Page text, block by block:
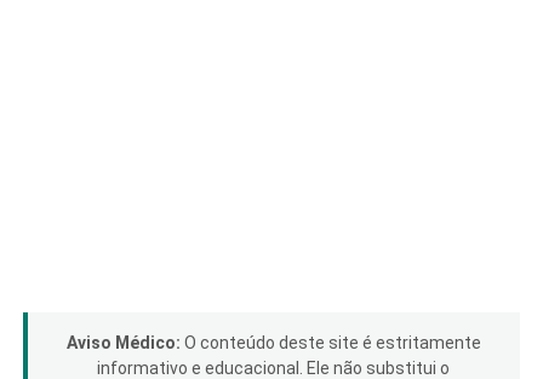
Aviso Médico: O conteúdo deste site é estritamente
informativo e educacional. Ele não substitui o